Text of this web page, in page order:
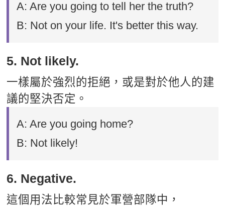
A: Are you going to tell her the truth?
B: Not on your life. It's better this way.
5. Not likely.
一樣屬於強烈的拒絕，或是對於他人的建
議的堅決否定。
A: Are you going home?
B: Not likely!
6. Negative.
這個用法比較常見於軍營部隊中，